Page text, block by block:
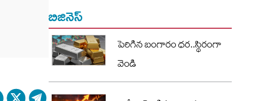
బిజినెస్
పెరిగిన బంగారం ధర..స్థిరంగా
వెండి